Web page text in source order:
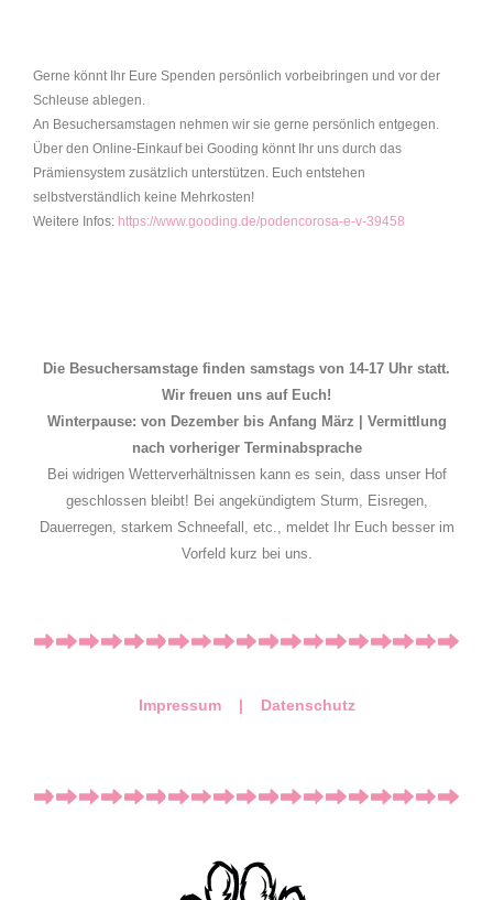
Gerne könnt Ihr Eure Spenden persönlich vorbeibringen und vor der
Schleuse ablegen.
An Besuchersamstagen nehmen wir sie gerne persönlich entgegen.
Über den Online-Einkauf bei Gooding könnt Ihr uns durch das
Prämiensystem zusätzlich unterstützen. Euch entstehen
selbstverständlich keine Mehrkosten!
Weitere Infos: https://www.gooding.de/podencorosa-e-v-39458
Die Besuchersamstage finden samstags von 14-17 Uhr statt.
Wir freuen uns auf Euch!
Winterpause: von Dezember bis Anfang März | Vermittlung
nach vorheriger Terminabsprache
Bei widrigen Wetterverhältnissen kann es sein, dass unser Hof
geschlossen bleibt! Bei angekündigtem Sturm, Eisregen,
Dauerregen, starkem Schneefall, etc., meldet Ihr Euch besser im
Vorfeld kurz bei uns.
Impressum | Datenschutz